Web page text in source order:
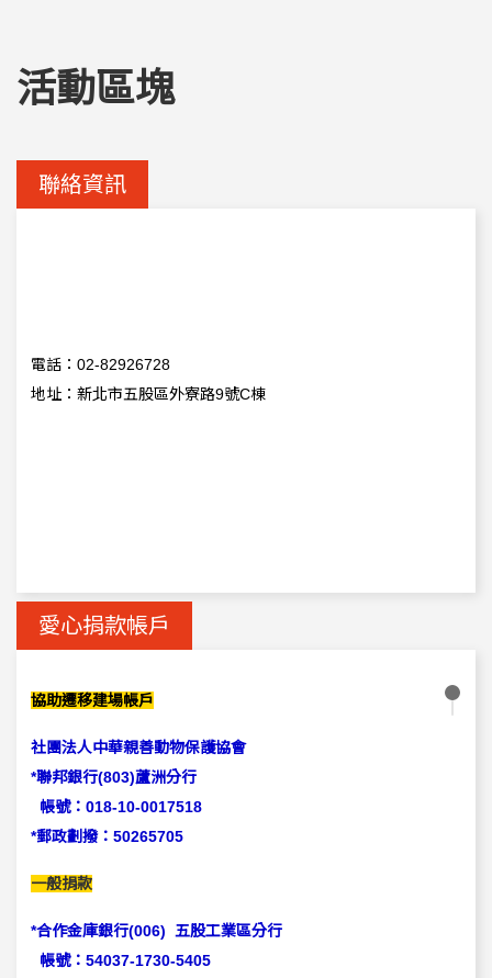
活動區塊
聯絡資訊
電話：02-82926728
地址：新北市五股區外寮路9號C棟
愛心捐款帳戶
協助遷移建場帳戶
社團法人中華親善動物保護協會
*聯邦銀行(803)蘆洲分行
帳號： 018-10-0017518
*郵政劃撥：50265705
一般捐款
*合作金庫銀行(006) 五股工業區分行
帳號：54037-1730-5405